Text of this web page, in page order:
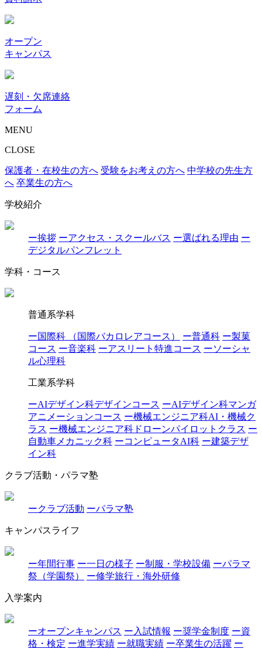
オープン
キャンパス
遅刻・欠席連絡
フォーム
MENU
CLOSE
保護者・在校生の方へ 受験をお考えの方へ 中学校の先生方
へ 卒業生の方へ
学校紹介
ー挨拶 ーアクセス・スクールバス ー選ばれる理由 ー
デジタルパンフレット
学科・コース
普通系学科
ー国際科 （国際バカロレアコース） ー普通科 ー製菓
コース ー音楽科 ーアスリート特進コース ーソーシャ
ル心理科
工業系学科
ーAIデザイン科デザインコース ーAIデザイン科マンガ
アニメーションコース ー機械エンジニア科AI・機械ク
ラス ー機械エンジニア科ドローンパイロットクラス ー
自動車メカニック科 ーコンピュータAI科 ー建築デザ
イン科
クラブ活動・パラマ塾
ークラブ活動 ーパラマ塾
キャンパスライフ
ー年間行事 ー一日の様子 ー制服・学校設備 ーパラマ
祭（学園祭）
ー修学旅行・海外研修
入学案内
ーオープンキャンパス ー入試情報 ー奨学金制度 ー資
格・検定 ー進学実績 ー就職実績 ー卒業生の活躍 ー